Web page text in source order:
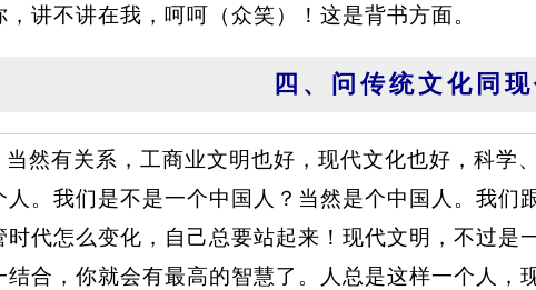
，讲不讲在我，呵呵（众笑）！这是背书方面。
四、问传统文化同
当然有关系，工商业文明也好，现代文化也好，科学
人。我们是不是一个中国人？当然是个中国人。我们
时代怎么变化，自己总要站起来！现代文明，不过是
结合，你就会有最高的智慧了。人总是这样一个人